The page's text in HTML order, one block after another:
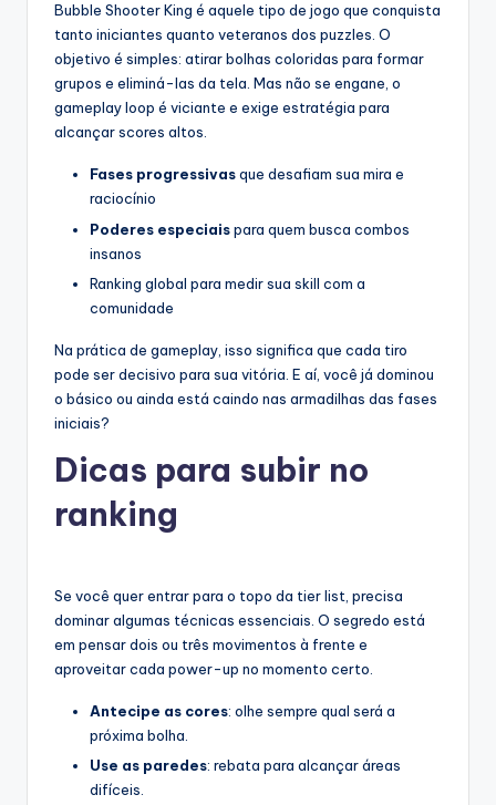
Bubble Shooter King é aquele tipo de jogo que conquista
tanto iniciantes quanto veteranos dos puzzles. O
objetivo é simples: atirar bolhas coloridas para formar
grupos e eliminá-las da tela. Mas não se engane, o
gameplay loop é viciante e exige estratégia para
alcançar scores altos.
Fases progressivasque desafiam sua mira e
raciocínio
Poderes especiaispara quem busca combos
insanos
Ranking global para medir sua skill com a
comunidade
Na prática de gameplay, isso significa que cada tiro
pode ser decisivo para sua vitória. E aí, você já dominou
o básico ou ainda está caindo nas armadilhas das fases
iniciais?
Dicas para subir no
ranking
Se você quer entrar para o topo da tier list, precisa
dominar algumas técnicas essenciais. O segredo está
em pensar dois ou três movimentos à frente e
aproveitar cada power-up no momento certo.
Antecipe as cores: olhe sempre qual será a
próxima bolha.
Use as paredes: rebata para alcançar áreas
difíceis.